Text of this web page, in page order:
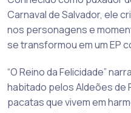
Carnaval de Salvador, ele
nos personagens e
se transformou em um EP
“O Reino da Felicidade”
habitado pelos Aldeões de
pacatas que vivem em